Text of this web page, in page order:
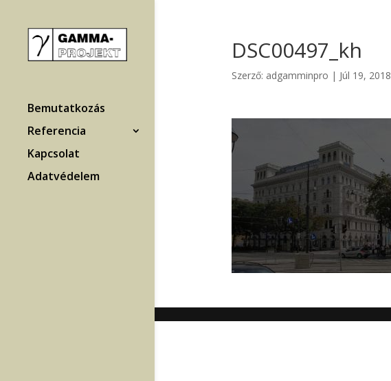
Bemutatkozás
Referencia
Kapcsolat
Adatvédelem
DSC00497_kh
Szerző: adgamminpro | Júl 19, 2018